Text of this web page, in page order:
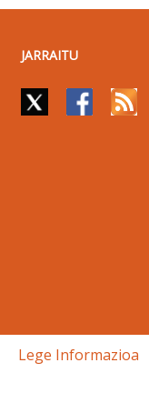
JARRAITU
Lege Informazioa